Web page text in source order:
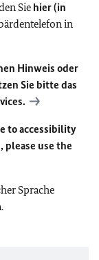
Sie hier (in
in
Hinweis oder
Sie bitte das
to accessibility
please use the
Sprache